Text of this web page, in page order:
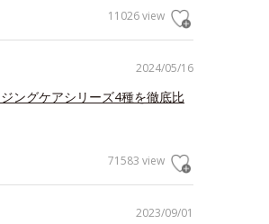
11026 view
2024/05/16
ングケアシリーズ4種を徹底比
71583 view
2023/09/01